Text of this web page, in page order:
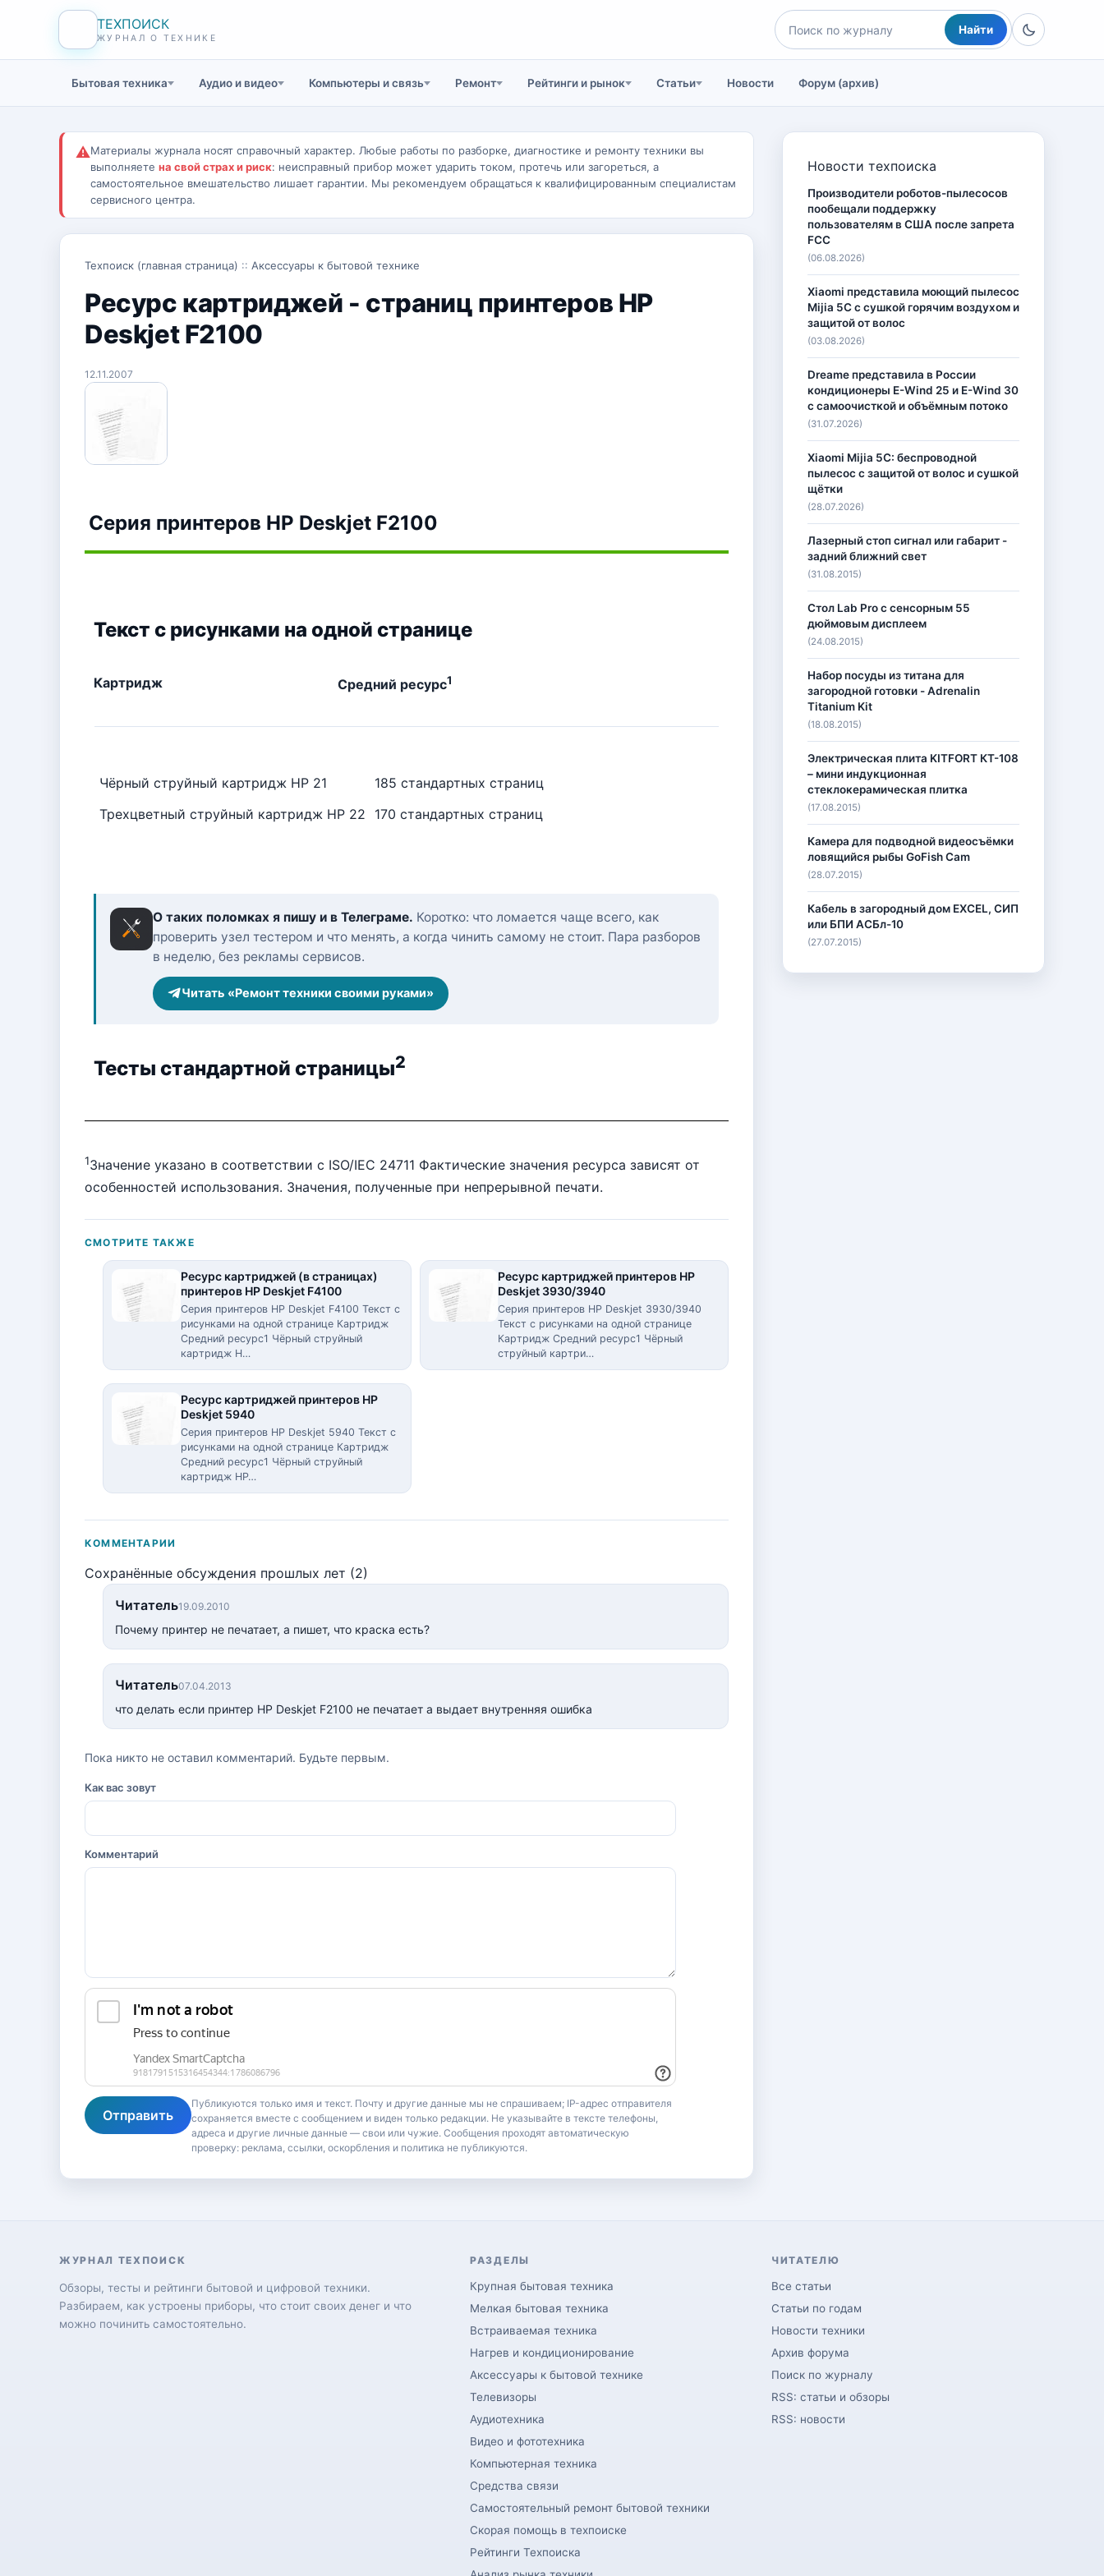
ТЕХПОИСК
ЖУРНАЛ О ТЕХНИКЕ
Найти
Бытовая техника Аудио и видео Компьютеры и связь Ремонт Рейтинги и рынок Статьи Новости Форум (архив)
⚠Материалы журнала носят справочный характер. Любые работы по разборке, диагностике и ремонту техники вы
выполняете на свой страх и риск: неисправный прибор может ударить током, протечь или загореться, а
самостоятельное вмешательство лишает гарантии. Мы рекомендуем обращаться к квалифицированным специалистам
сервисного центра.
Техпоиск (главная страница) :: Аксессуары к бытовой технике
Ресурс картриджей - страниц принтеров HP
Deskjet F2100
12.11.2007
Серия принтеров HP Deskjet F2100
Текст с рисунками на одной странице
Картридж Средний ресурс1
Чёрный струйный картридж HP 21
185 стандартных страниц
Трехцветный струйный картридж HP 22
170 стандартных страниц
О таких поломках я пишу и в Телеграме. Коротко: что ломается чаще всего, как
проверить узел тестером и что менять, а когда чинить самому не стоит. Пара разборов
в неделю, без рекламы сервисов.
Читать «Ремонт техники своими руками»
Тесты стандартной страницы2
1Значение указано в соответствии с ISO/IEC 24711 Фактические значения ресурса зависят от
особенностей использования. Значения, полученные при непрерывной печати.
СМОТРИТЕ ТАКЖЕ
Ресурс картриджей (в страницах)
принтеров HP Deskjet F4100
Серия принтеров HP Deskjet F4100 Текст с
рисунками на одной странице Картридж
Средний ресурс1 Чёрный струйный
картридж H…
Ресурс картриджей принтеров HP
Deskjet 3930/3940
Серия принтеров HP Deskjet 3930/3940
Текст с рисунками на одной странице
Картридж Средний ресурс1 Чёрный
струйный картри…
Ресурс картриджей принтеров HP
Deskjet 5940
Серия принтеров HP Deskjet 5940 Текст с
рисунками на одной странице Картридж
Средний ресурс1 Чёрный струйный
картридж HP…
КОММЕНТАРИИ
Сохранённые обсуждения прошлых лет (2)
Читатель19.09.2010
Почему принтер не печатает, а пишет, что краска есть?
Читатель07.04.2013
что делать если принтер HP Deskjet F2100 не печатает а выдает внутренняя ошибка
Пока никто не оставил комментарий. Будьте первым.
Как вас зовут
Комментарий
Отправить
Публикуются только имя и текст. Почту и другие данные мы не спрашиваем; IP-адрес отправителя
сохраняется вместе с сообщением и виден только редакции. Не указывайте в тексте телефоны,
адреса и другие личные данные — свои или чужие. Сообщения проходят автоматическую
проверку: реклама, ссылки, оскорбления и политика не публикуются.
Новости техпоиска
Производители роботов-пылесосов
пообещали поддержку
пользователям в США после запрета
FCC
(06.08.2026)
Xiaomi представила моющий пылесос
Mijia 5C с сушкой горячим воздухом и
защитой от волос
(03.08.2026)
Dreame представила в России
кондиционеры E-Wind 25 и E-Wind 30
с самоочисткой и объёмным потоко
(31.07.2026)
Xiaomi Mijia 5C: беспроводной
пылесос с защитой от волос и сушкой
щётки
(28.07.2026)
Лазерный стоп сигнал или габарит -
задний ближний свет
(31.08.2015)
Стол Lab Pro с сенсорным 55
дюймовым дисплеем
(24.08.2015)
Набор посуды из титана для
загородной готовки - Adrenalin
Titanium Kit
(18.08.2015)
Электрическая плита KITFORT КТ-108
– мини индукционная
стеклокерамическая плитка
(17.08.2015)
Камера для подводной видеосъёмки
ловящийся рыбы GoFish Cam
(28.07.2015)
Кабель в загородный дом EXCEL, СИП
или БПИ АСБл-10
(27.07.2015)
ЖУРНАЛ ТЕХПОИСК
Обзоры, тесты и рейтинги бытовой и цифровой техники.
Разбираем, как устроены приборы, что стоит своих денег и что
можно починить самостоятельно.
РАЗДЕЛЫ
Крупная бытовая техника
Мелкая бытовая техника
Встраиваемая техника
Нагрев и кондиционирование
Аксессуары к бытовой технике
Телевизоры
Аудиотехника
Видео и фототехника
Компьютерная техника
Средства связи
Самостоятельный ремонт бытовой техники
Скорая помощь в техпоиске
Рейтинги Техпоиска
ЧИТАТЕЛЮ
Все статьи
Статьи по годам
Новости техники
Архив форума
Поиск по журналу
RSS: статьи и обзоры
RSS: новости